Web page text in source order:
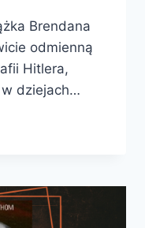
Brendana
odmienną
Hitlera,
dziejach…